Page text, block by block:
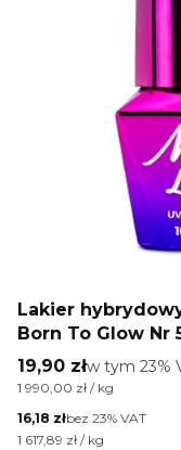
Lakier
Born To Glow Nr
Cena brutto
19,90 złw tym %s
w tym 23%
Cena jednostkowa brutto
1 990,00 zł / kg
Cena netto
16,18 złbez 23% VAT
Cena jednostkowa netto
1 617,89 zł / kg